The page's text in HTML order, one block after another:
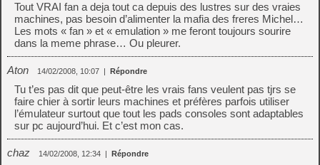
Tout VRAI fan a deja tout ca depuis des lustres sur des vraies
machines, pas besoin d’alimenter la mafia des freres Michel…
Les mots « fan » et « emulation » me feront toujours sourire
dans la meme phrase… Ou pleurer.
Aton 14/02/2008, 10:07 | Répondre
Tu t’es pas dit que peut-être les vrais fans veulent pas tjrs se
faire chier à sortir leurs machines et préfères parfois utiliser
l’émulateur surtout que tout les pads consoles sont adaptables
sur pc aujourd’hui. Et c’est mon cas.
chaz 14/02/2008, 12:34 | Répondre